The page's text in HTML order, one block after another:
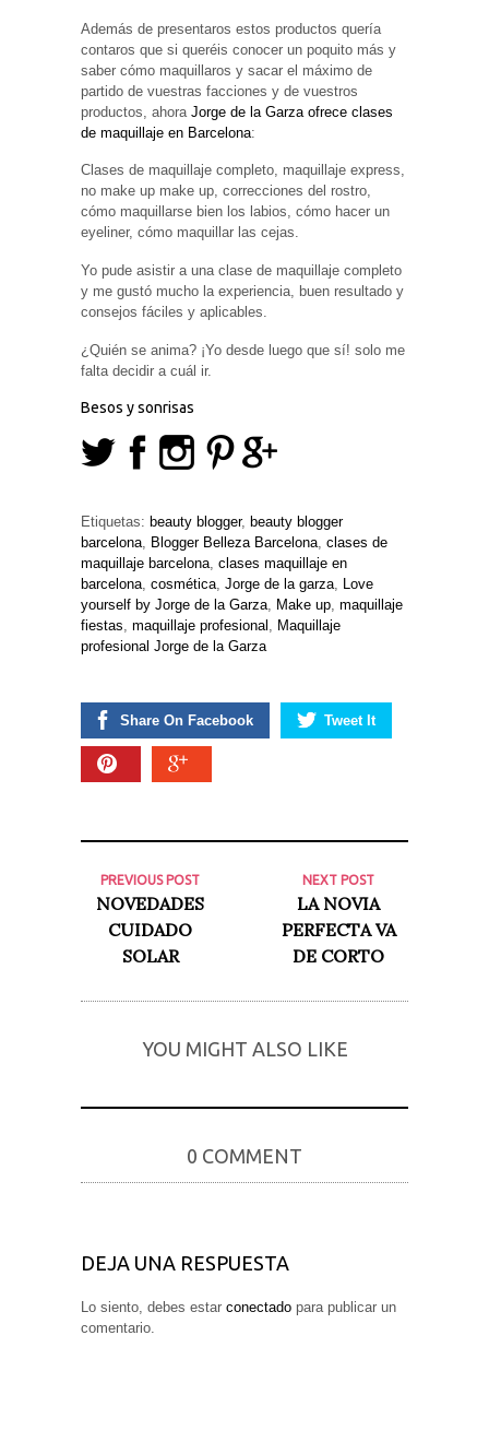
Además de presentaros estos productos quería
contaros que si queréis conocer un poquito más y
saber cómo maquillaros y sacar el máximo de
partido de vuestras facciones y de vuestros
productos, ahora Jorge de la Garza ofrece clases
de maquillaje en Barcelona:
Clases de maquillaje completo, maquillaje express,
no make up make up, correcciones del rostro,
cómo maquillarse bien los labios, cómo hacer un
eyeliner, cómo maquillar las cejas.
Yo pude asistir a una clase de maquillaje completo
y me gustó mucho la experiencia, buen resultado y
consejos fáciles y aplicables.
¿Quién se anima? ¡Yo desde luego que sí! solo me
falta decidir a cuál ir.
Besos y sonrisas
Etiquetas: beauty blogger, beauty blogger
barcelona, Blogger Belleza Barcelona, clases de
maquillaje barcelona, clases maquillaje en
barcelona, cosmética, Jorge de la garza, Love
yourself by Jorge de la Garza, Make up, maquillaje
fiestas, maquillaje profesional , Maquillaje
profesional Jorge de la Garza
Share On Facebook Tweet It
PREVIOUS POST
NOVEDADES
CUIDADO
SOLAR
NEXT POST
LA NOVIA
PERFECTA VA
DE CORTO
YOU MIGHT ALSO LIKE
0 COMMENT
DEJA UNA RESPUESTA
Lo siento, debes estar conectado para publicar un
comentario.